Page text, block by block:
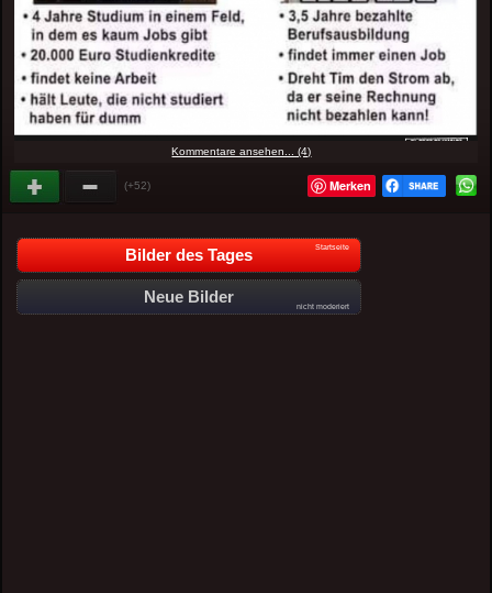
Kommentare ansehen... (4)
(+52) Merken
Bilder des Tages Startseite
Neue Bilder
nicht moderiert